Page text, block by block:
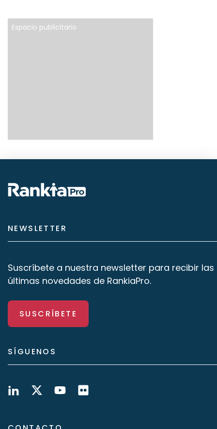
Espacio publicitario
NEWSLETTER
Suscríbete a nuestra newsletter para recibir las
últimas novedades de RankiaPro.
SUSCRÍBETE
SÍGUENOS